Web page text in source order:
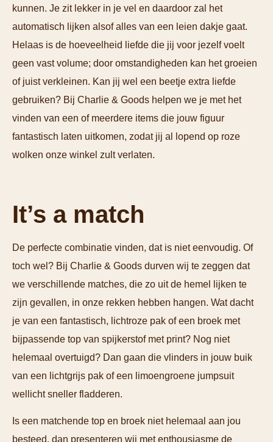
kunnen. Je zit lekker in je vel en daardoor zal het
automatisch lijken alsof alles van een leien dakje gaat.
Helaas is de hoeveelheid liefde die jij voor jezelf voelt
geen vast volume; door omstandigheden kan het groeien
of juist verkleinen. Kan jij wel een beetje extra liefde
gebruiken? Bij Charlie & Goods helpen we je met het
vinden van een of meerdere items die jouw figuur
fantastisch laten uitkomen, zodat jij al lopend op roze
wolken onze winkel zult verlaten.
It’s a match
De perfecte combinatie vinden, dat is niet eenvoudig. Of
toch wel? Bij Charlie & Goods durven wij te zeggen dat
we verschillende matches, die zo uit de hemel lijken te
zijn gevallen, in onze rekken hebben hangen. Wat dacht
je van een fantastisch, lichtroze pak of een broek met
bijpassende top van spijkerstof met print? Nog niet
helemaal overtuigd? Dan gaan die vlinders in jouw buik
van een lichtgrijs pak of een limoengroene jumpsuit
wellicht sneller fladderen.
Is een matchende top en broek niet helemaal aan jou
besteed, dan presenteren wij met enthousiasme de